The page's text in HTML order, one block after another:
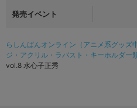
発売イベント
らしんばんオンライン（アニメ系グッズ
ジ・アクリル・ラバスト・キーホルダー
vol.8 水心子正秀